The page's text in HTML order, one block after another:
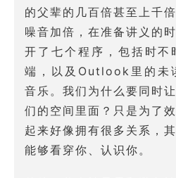
的父辈的几百倍甚至上千
噪音加倍，在准备讲义的
开了七个程序，包括时不
端，以及Outlook里的未
音乐。我们为什么要同时
们的空间里面？只是为了
起来好像拥有很多关系，
能够看穿你、认识你。